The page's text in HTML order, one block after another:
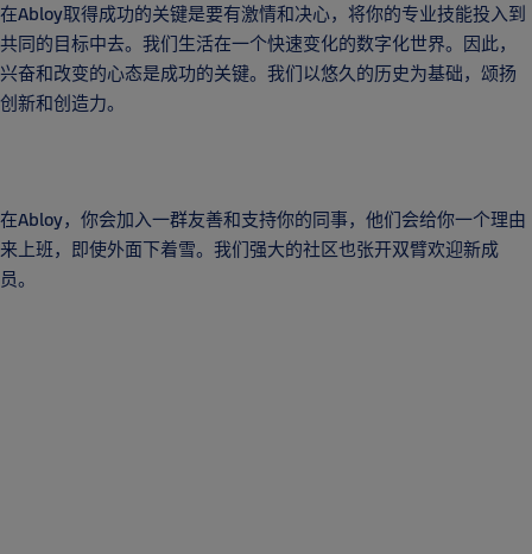
在Abloy取得成功的关键是要有激情和决心，将你的专业技能投入到
共同的目标中去。我们生活在一个快速变化的数字化世界。因此，
兴奋和改变的心态是成功的关键。我们以悠久的历史为基础，颂扬
创新和创造力。
在Abloy，你会加入一群友善和支持你的同事，他们会给你一个理由
来上班，即使外面下着雪。我们强大的社区也张开双臂欢迎新成
员。